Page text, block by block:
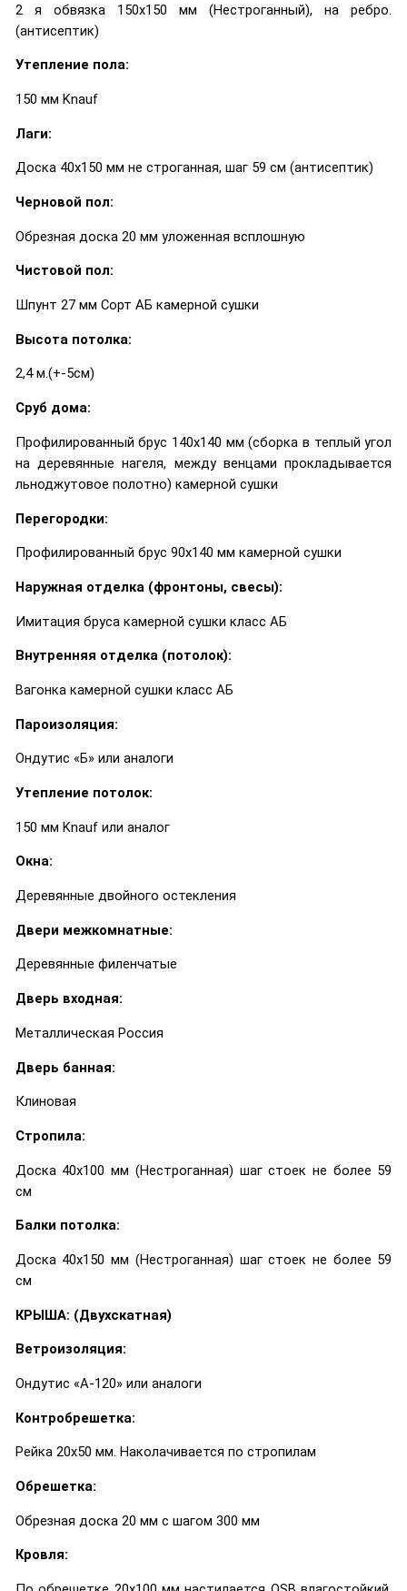
2 я обвязка 150х150 мм (Нестроганный), на ребро.
(антисептик)
Утепление пола:
150 мм Knauf
Лаги:
Доска 40х150 мм не строганная, шаг 59 см (антисептик)
Черновой пол:
Обрезная доска 20 мм уложенная всплошную
Чистовой пол:
Шпунт 27 мм Сорт АБ камерной сушки
Высота потолка:
2,4 м.(+-5см)
Сруб дома:
Профилированный брус 140х140 мм (сборка в теплый угол
на деревянные нагеля, между венцами прокладывается
льноджутовое полотно) камерной сушки
Перегородки:
Профилированный брус 90х140 мм камерной сушки
Наружная отделка (фронтоны, свесы):
Имитация бруса камерной сушки класс АБ
Внутренняя отделка (потолок):
Вагонка камерной сушки класс АБ
Пароизоляция:
Ондутис «Б» или аналоги
Утепление потолок:
150 мм Knauf или аналог
Окна:
Деревянные двойного остекления
Двери межкомнатные:
Деревянные филенчатые
Дверь входная:
Металлическая Россия
Дверь банная:
Клиновая
Стропила:
Доска 40х100 мм (Нестроганная) шаг стоек не более 59
см
Балки потолка:
Доска 40х150 мм (Нестроганная) шаг стоек не более 59
см
КРЫША: (Двухскатная)
Ветроизоляция:
Ондутис «А-120» или аналоги
Контробрешетка:
Рейка 20х50 мм. Наколачивается по стропилам
Обрешетка:
Обрезная доска 20 мм с шагом 300 мм
Кровля: